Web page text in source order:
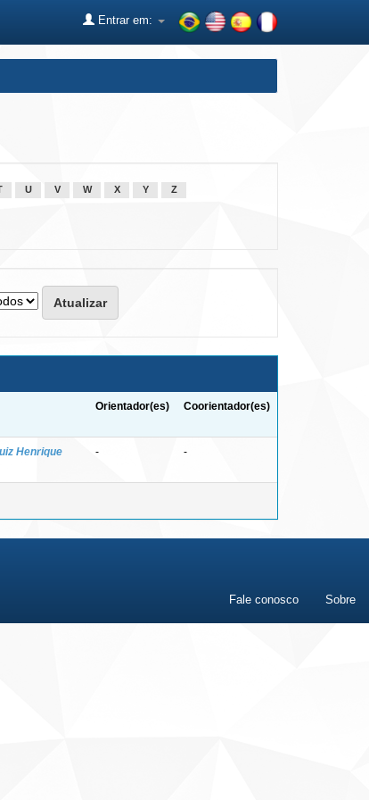
Entrar em:
U V W X Y Z
Orientador(es) Coorientador(es)
Henrique
- -
Fale conosco Sobre